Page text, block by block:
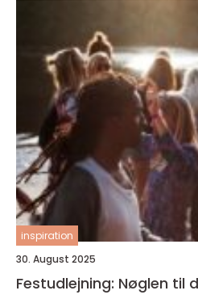
inspiration
30. August 2025
Festudlejning: Nøglen til